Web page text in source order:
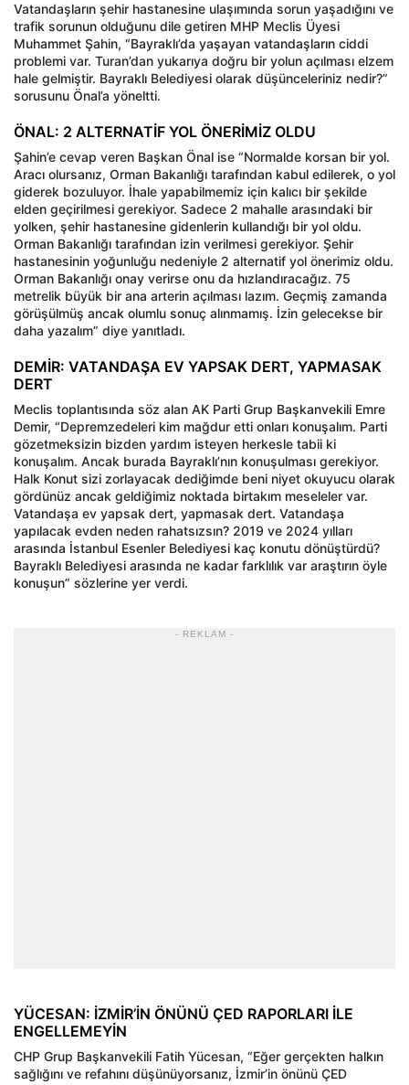
Vatandaşların şehir hastanesine ulaşımında sorun yaşadığını ve
trafik sorunun olduğunu dile getiren MHP Meclis Üyesi
Muhammet Şahin, “Bayraklı’da yaşayan vatandaşların ciddi
problemi var. Turan’dan yukarıya doğru bir yolun açılması elzem
hale gelmiştir. Bayraklı Belediyesi olarak düşünceleriniz nedir?”
sorusunu Önal’a yöneltti.
ÖNAL: 2 ALTERNATİF YOL ÖNERİMİZ OLDU
Şahin’e cevap veren Başkan Önal ise “Normalde korsan bir yol.
Aracı olursanız, Orman Bakanlığı tarafından kabul edilerek, o yol
giderek bozuluyor. İhale yapabilmemiz için kalıcı bir şekilde
elden geçirilmesi gerekiyor. Sadece 2 mahalle arasındaki bir
yolken, şehir hastanesine gidenlerin kullandığı bir yol oldu.
Orman Bakanlığı tarafından izin verilmesi gerekiyor. Şehir
hastanesinin yoğunluğu nedeniyle 2 alternatif yol önerimiz oldu.
Orman Bakanlığı onay verirse onu da hızlandıracağız. 75
metrelik büyük bir ana arterin açılması lazım. Geçmiş zamanda
görüşülmüş ancak olumlu sonuç alınmamış. İzin gelecekse bir
daha yazalım” diye yanıtladı.
DEMİR: VATANDAŞA EV YAPSAK DERT, YAPMASAK
DERT
Meclis toplantısında söz alan AK Parti Grup Başkanvekili Emre
Demir, “Depremzedeleri kim mağdur etti onları konuşalım. Parti
gözetmeksizin bizden yardım isteyen herkesle tabii ki
konuşalım. Ancak burada Bayraklı’nın konuşulması gerekiyor.
Halk Konut sizi zorlayacak dediğimde beni niyet okuyucu olarak
gördünüz ancak geldiğimiz noktada birtakım meseleler var.
Vatandaşa ev yapsak dert, yapmasak dert. Vatandaşa
yapılacak evden neden rahatsızsın? 2019 ve 2024 yılları
arasında İstanbul Esenler Belediyesi kaç konutu dönüştürdü?
Bayraklı Belediyesi arasında ne kadar farklılık var araştırın öyle
konuşun” sözlerine yer verdi.
- REKLAM -
YÜCESAN: İZMİR’İN ÖNÜNÜ ÇED RAPORLARI İLE
ENGELLEMEYİN
CHP Grup Başkanvekili Fatih Yücesan, “Eğer gerçekten halkın
sağlığını ve refahını düşünüyorsanız, İzmir’in önünü ÇED